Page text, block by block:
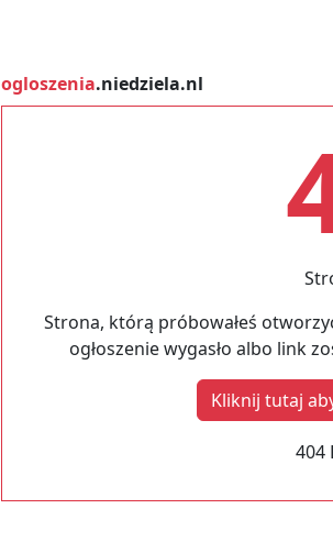
ogloszenia.niedziela.nl
Strona, którą próbowałeś
ogłoszenie wygasło albo link
Kliknij tutaj
404